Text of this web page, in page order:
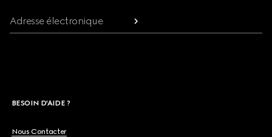
Adresse électronique
BESOIN D'AIDE ?
Nous Contacter